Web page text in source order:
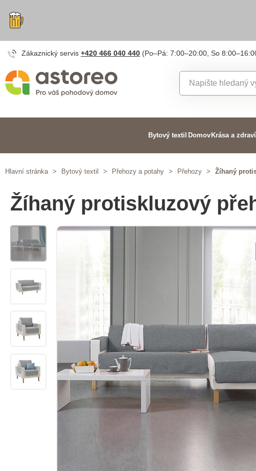
Zákaznický servis +420 466 040 440 (Po–Pá: 7:00–20:00, So
Bytový textil Domov Krása a zdraví
Hlavní stránka > Bytový textil > Přehozy a potahy > Přehozy > Žíhaný
Žíhaný protiskluzový